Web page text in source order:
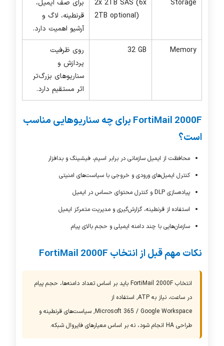
Storage
2x 2TB SAS (6x
2TB optional)
برای صف ایمیل،
قرنطینه، لاگ و
آرشیو اهمیت دارد.
Memory
32 GB
روی ظرفیت
پردازش و
سناریوهای بزرگ‌تر
اثر مستقیم دارد.
FortiMail 2000F برای چه سناریوهایی مناسب
است؟
محافظت از ایمیل سازمانی در برابر اسپم، فیشینگ و بدافزار
کنترل ایمیل‌های ورودی و خروجی با سیاست‌های امنیتی
پیاده‌سازی DLP و کنترل محتوای حساس در ایمیل
استفاده از قرنطینه، گزارش‌گیری و مدیریت متمرکز ایمیل
سازمان‌هایی با چند دامنه ایمیلی و حجم بالای پیام
نکات مهم قبل از انتخاب FortiMail 2000F
انتخابFortiMail 2000F باید بر اساس تعداد دامنه‌ها، حجم پیام
در ساعت، نیاز به ATP, استفاده از
Microsoft 365 / Google Workspace, سیاست‌های قرنطینه و
طراحی HA انجام شود، نه بر اساس معیارهای فایروال شبکه.